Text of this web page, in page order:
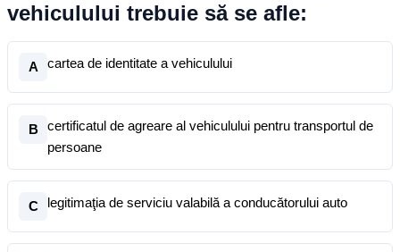
vehiculului trebuie să se afle:
A cartea de identitate a vehiculului
B
certificatul de agreare al vehiculului pentru transportul de
persoane
C legitimaţia de serviciu valabilă a conducătorului auto